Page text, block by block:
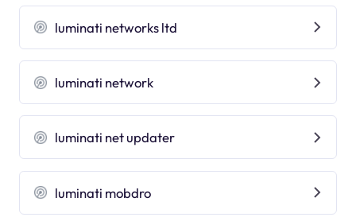
luminati networks ltd
luminati network
luminati net updater
luminati mobdro